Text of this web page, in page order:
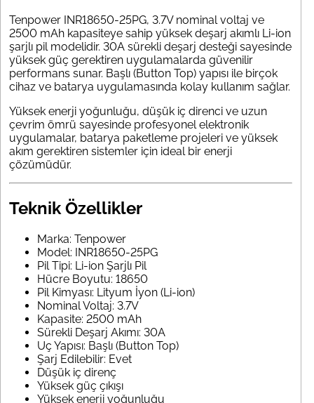
Tenpower INR18650-25PG, 3.7V nominal voltaj ve
2500 mAh kapasiteye sahip yüksek deşarj akımlı Li-ion
şarjlı pil modelidir. 30A sürekli deşarj desteği sayesinde
yüksek güç gerektiren uygulamalarda güvenilir
performans sunar. Başlı (Button Top) yapısı ile birçok
cihaz ve batarya uygulamasında kolay kullanım sağlar.
Yüksek enerji yoğunluğu, düşük iç direnci ve uzun
çevrim ömrü sayesinde profesyonel elektronik
uygulamalar, batarya paketleme projeleri ve yüksek
akım gerektiren sistemler için ideal bir enerji
çözümüdür.
Teknik Özellikler
Marka: Tenpower
Model: INR18650-25PG
Pil Tipi: Li-ion Şarjlı Pil
Hücre Boyutu: 18650
Pil Kimyası: Lityum İyon (Li-ion)
Nominal Voltaj: 3.7V
Kapasite: 2500 mAh
Sürekli Deşarj Akımı: 30A
Uç Yapısı: Başlı (Button Top)
Şarj Edilebilir: Evet
Düşük iç direnç
Yüksek güç çıkışı
Yüksek enerji yoğunluğu